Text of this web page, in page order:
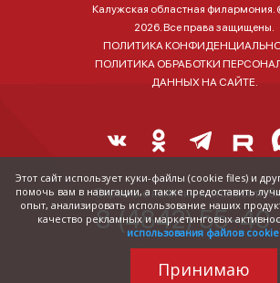
Калужская областная филармония.
2026. Все права защищены.
ПОЛИТИКА
ПОЛИТИКА ОБРАБОТКИ
ДАННЫХ НА САЙТЕ.
Справка о наличии и стоимости
8 (4842) 55-
Этот сайт использует куки-файлы (cookie files) и
помочь вам в навигации, а также предоставить
опыт, анализировать использование наших
качество рекламных и маркетинговых
использования файлов
Принимаю